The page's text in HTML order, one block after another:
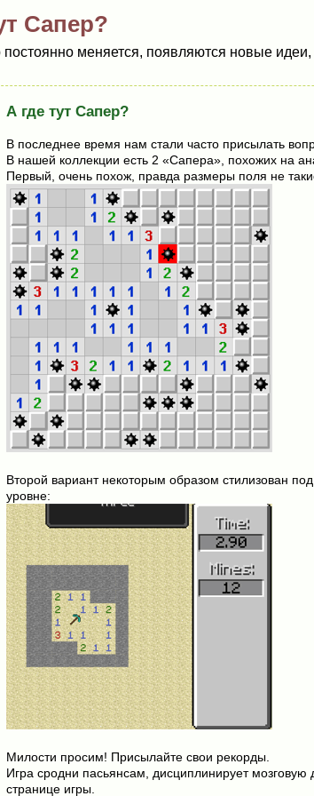
Сапер?
меняется, появляются новые
А где тут Сапер?
В последнее время нам стали часто присылать
В нашей коллекции есть 2 «Сапера», похожих на
Первый, очень похож, правда размеры поля не
Второй вариант некоторым образом стилизован
уровне:
Милости просим! Присылайте свои рекорды.
Игра сродни пасьянсам, дисциплинирует мозговую
странице игры.